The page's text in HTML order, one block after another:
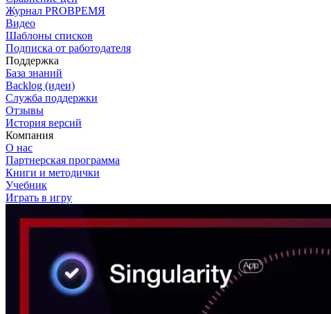
Журнал PROВРЕМЯ
Видео
Шаблоны списков
Подписка от работодателя
Поддержка
База знаний
Backlog (идеи)
Служба поддержки
Отзывы
История версий
Компания
О нас
Партнерская программа
Книги и методички
Учебник
Играть в игру